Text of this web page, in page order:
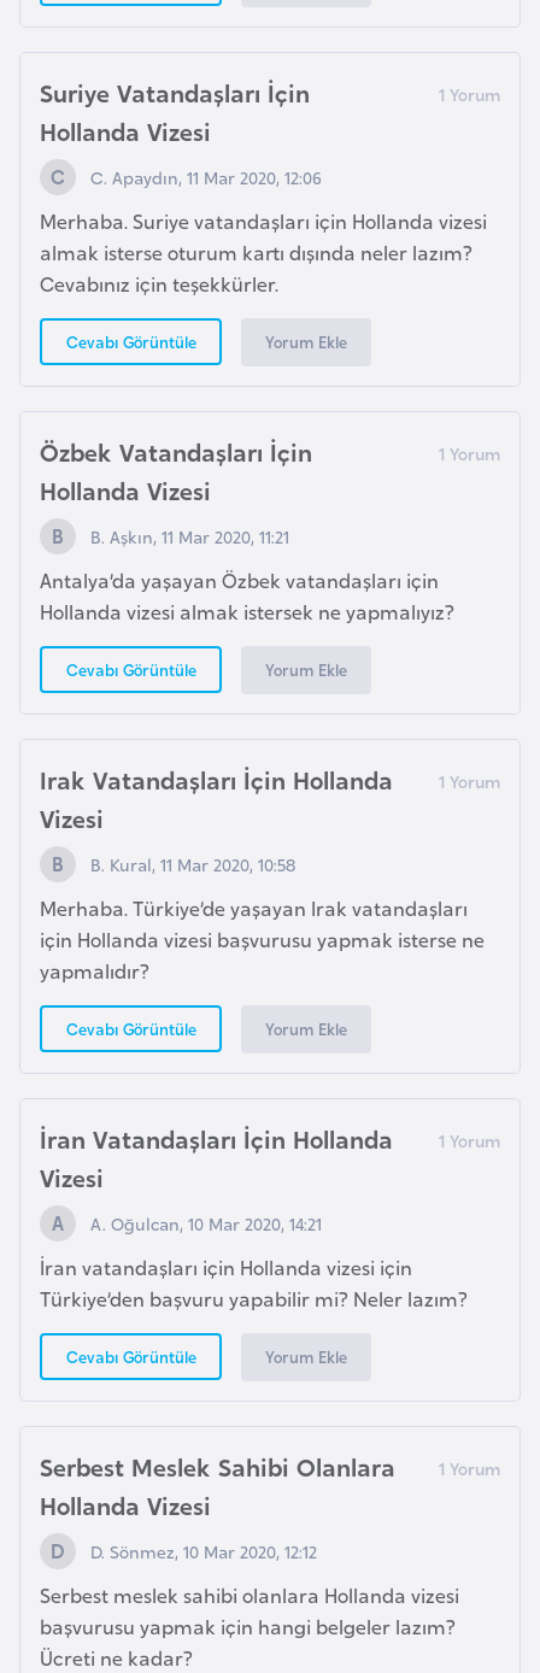
Suriye Vatandaşları İçin
Hollanda Vizesi
C. Apaydın, 11 Mar 2020, 12:06
Merhaba. Suriye vatandaşları için Hollanda vizesi
almak isterse oturum kartı dışında neler lazım?
Cevabınız için teşekkürler.
Cevabı Görüntüle Yorum Ekle
Özbek Vatandaşları İçin
Hollanda Vizesi
B. Aşkın, 11 Mar 2020, 11:21
Antalya’da yaşayan Özbek vatandaşları için
Hollanda vizesi almak istersek ne yapmalıyız?
Cevabı Görüntüle Yorum Ekle
Irak Vatandaşları İçin Hollanda
Vizesi
B. Kural, 11 Mar 2020, 10:58
Merhaba. Türkiye’de yaşayan Irak vatandaşları
için Hollanda vizesi başvurusu yapmak isterse ne
yapmalıdır?
Cevabı Görüntüle Yorum Ekle
İran Vatandaşları İçin Hollanda
Vizesi
A. Oğulcan, 10 Mar 2020, 14:21
İran vatandaşları için Hollanda vizesi için
Türkiye’den başvuru yapabilir mi? Neler lazım?
Cevabı Görüntüle Yorum Ekle
Serbest Meslek Sahibi Olanlara
Hollanda Vizesi
D. Sönmez, 10 Mar 2020, 12:12
Serbest meslek sahibi olanlara Hollanda vizesi
başvurusu yapmak için hangi belgeler lazım?
Ücreti ne kadar?
a
G
i
n
e
e
n
d
a
G
ü
n
e
y
K
o
r
e
G
ü
n
e
y
S
u
d
a
n
G
u
y
a
a
H
i
n
d
i
s
t